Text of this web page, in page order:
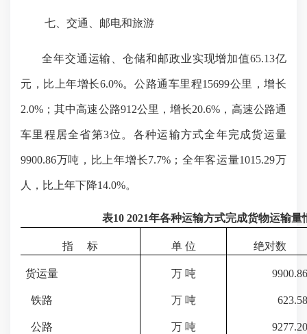
七、交通、邮电和旅游
全年交通运输、仓储和邮政业实现增加值65.13亿
元，比上年增长6.0%。公路通车里程15699公里，增长
2.0%；其中高速公路912公里，增长20.6% ， 高速公路通
车里程居全省第3位 。 各种运输方式全年完成货运量
9900.86万吨，比上年增长7.7% ； 全年客运量1015.29万
人，比上年下降14.0%。
表10 2021年各种运输方式完成货物运输量
指 标 单位 绝对数
货运量 万吨 9900.86
铁路 万吨 623.58
公路 万吨 9277.20